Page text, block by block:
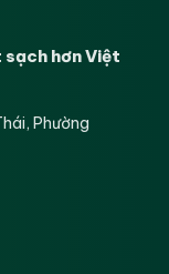
sạch hơn Việt
Phường